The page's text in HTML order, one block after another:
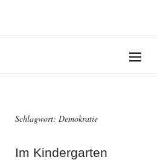
Schlagwort: Demokratie
Im Kindergarten